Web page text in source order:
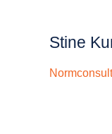
Stine